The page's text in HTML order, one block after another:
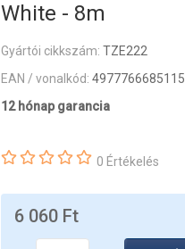
White - 8m
Gyártói cikkszám:TZE222
EAN / vonalkód:4977766685115
12 hónap garancia
0 Értékelés
6 060 Ft